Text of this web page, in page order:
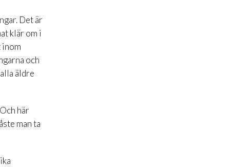
Det är
klär om i
inom
och
äldre
här
man ta